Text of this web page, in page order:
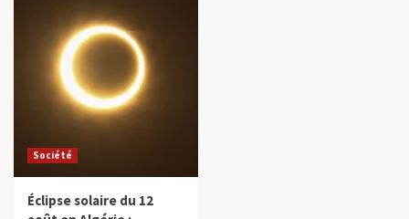
Société
Éclipse solaire du 12